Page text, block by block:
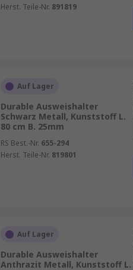
Herst. Teile-Nr. 891819
Auf Lager
Durable Ausweishalter
Schwarz Metall, Kunststoff L.
80 cm B. 25mm
RS Best.-Nr. 655-294
Herst. Teile-Nr. 819801
Auf Lager
Durable Ausweishalter
Anthrazit Metall, Kunststoff L.